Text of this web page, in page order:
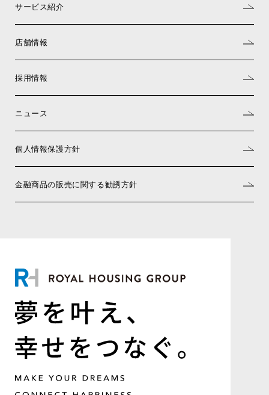
サービス紹介
店舗情報
採用情報
ニュース
個人情報保護方針
金融商品の販売に関する勧誘方針